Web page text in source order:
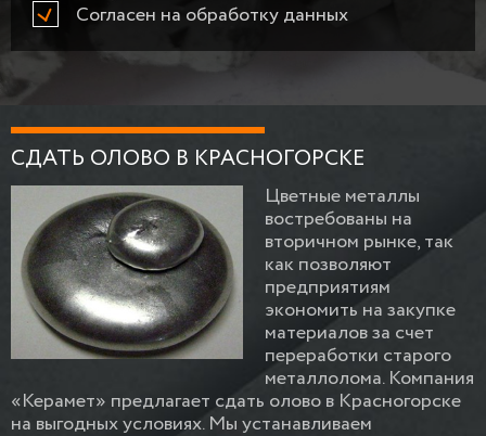
Согласен на обработку данных
СДАТЬ ОЛОВО В КРАСНОГОРСКЕ
Цветные металлы
востребованы на
вторичном рынке, так
как позволяют
предприятиям
экономить на закупке
материалов за счет
переработки старого
металлолома. Компания
«Керамет» предлагает сдать олово в Красногорске
на выгодных условиях. Мы устанавливаем